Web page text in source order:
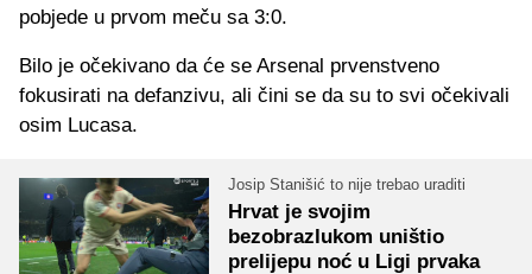
pobjede u prvom meču sa 3:0.
Bilo je očekivano da će se Arsenal prvenstveno
fokusirati na defanzivu, ali čini se da su to svi očekivali
osim Lucasa.
Josip Stanišić to nije trebao uraditi
Hrvat je svojim
bezobrazlukom uništio
prelijepu noć u Ligi prvaka